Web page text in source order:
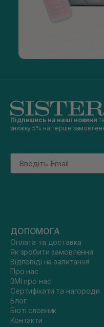
Підпишись на наші новини
знижку 5% на перше
Email
ДОПОМОГА
Оплата та доставка
Як зробити замовлення
Відповіді на запитання
Про нас
ЗМІ про нас
Сертифікати та нагороди
Блог
Бюті словник
Контакти